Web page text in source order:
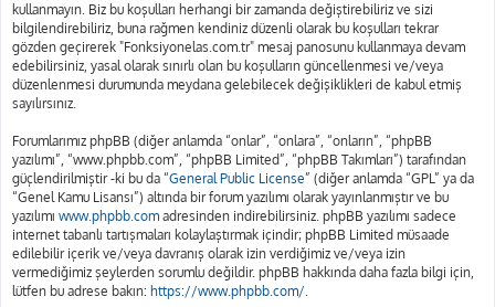
kullanmayın. Biz bu koşulları herhangi bir zamanda değiştirebiliriz ve sizi
bilgilendirebiliriz, buna rağmen kendiniz düzenli olarak bu koşulları tekrar
gözden geçirerek "Fonksiyonelas.com.tr" mesaj panosunu kullanmaya devam
edebilirsiniz, yasal olarak sınırlı olan bu koşulların güncellenmesi ve/veya
düzenlenmesi durumunda meydana gelebilecek değişiklikleri de kabul etmiş
sayılırsınız.
Forumlarımız phpBB (diğer anlamda “onlar”, “onlara”, “onların”, “phpBB
yazılımı”, “www.phpbb.com”, “phpBB Limited”, “phpBB Takımları”) tarafından
güçlendirilmiştir -ki bu da “General Public License” (diğer anlamda “GPL” ya da
“Genel Kamu Lisansı”) altında bir forum yazılımı olarak yayınlanmıştır ve bu
yazılımı www.phpbb.com adresinden indirebilirsiniz. phpBB yazılımı sadece
internet tabanlı tartışmaları kolaylaştırmak içindir; phpBB Limited müsaade
edilebilir içerik ve/veya davranış olarak izin verdiğimiz ve/veya izin
vermediğimiz şeylerden sorumlu değildir. phpBB hakkında daha fazla bilgi için,
lütfen bu adrese bakın: https://www.phpbb.com/.